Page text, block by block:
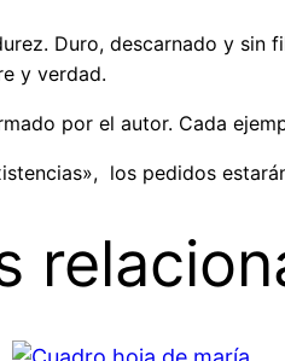
Duro, descarnado y sin
y verdad.
por el autor. Cada
los pedidos